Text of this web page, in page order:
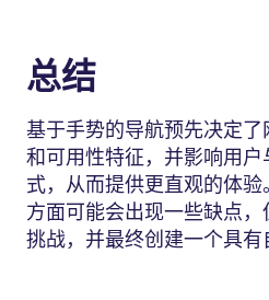
总结
基于手势的导航预先决定
和可用性特征，并影响用
式，从而提供更直观的体
方面可能会出现一些缺点
挑战，并最终创建一个具有